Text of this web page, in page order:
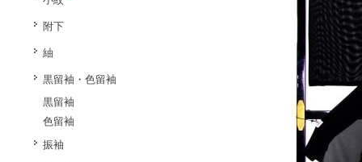
附下
紬
黒留袖・色留袖
黒留袖
色留袖
振袖